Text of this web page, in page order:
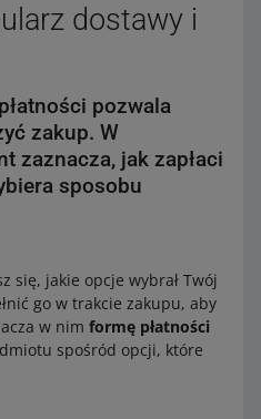
dostawy i
pozwala
zakup. W
zaznacza, jak zapłaci
sposobu
się, jakie opcje wybrał Twój
go w trakcie zakupu, aby
w nim formę płatności
spośród opcji, które